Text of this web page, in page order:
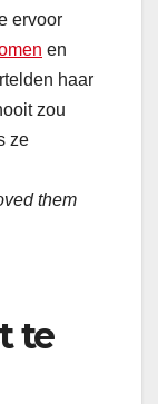
ervoor
en
haar
zou
ze
them
te